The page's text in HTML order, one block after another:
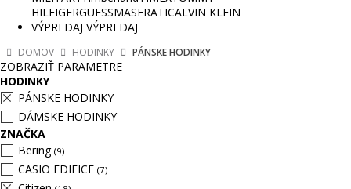
HILFIGERGUESSMASERATICALVIN KLEIN
VÝPREDAJ VÝPREDAJ
DOMOV HODINKY PÁNSKE HODINKY
ZOBRAZIŤ PARAMETRE
HODINKY
PÁNSKE HODINKY
DÁMSKE HODINKY
ZNAČKA
Bering (9)
CASIO EDIFICE (7)